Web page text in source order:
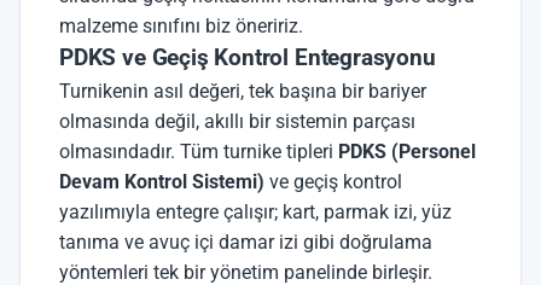
malzeme sınıfını biz öneririz.
PDKS ve Geçiş Kontrol Entegrasyonu
Turnikenin asıl değeri, tek başına bir bariyer
olmasında değil, akıllı bir sistemin parçası
olmasındadır. Tüm turnike tipleri PDKS (Personel
Devam Kontrol Sistemi) ve geçiş kontrol
yazılımıyla entegre çalışır; kart, parmak izi, yüz
tanıma ve avuç içi damar izi gibi doğrulama
yöntemleri tek bir yönetim panelinde birleşir.